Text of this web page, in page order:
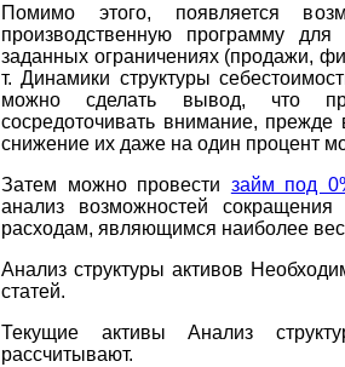
Помимо этого, появляется
производственную программу
заданных ограничениях (продажи,
т. Динамики структуры
можно сделать вывод, что
сосредоточивать внимание, прежде
снижение их даже на один процент
Затем можно провести займ под
анализ возможностей
расходам, являющимся наиболее
Анализ структуры активов
статей.
Текущие активы Анализ
рассчитывают.